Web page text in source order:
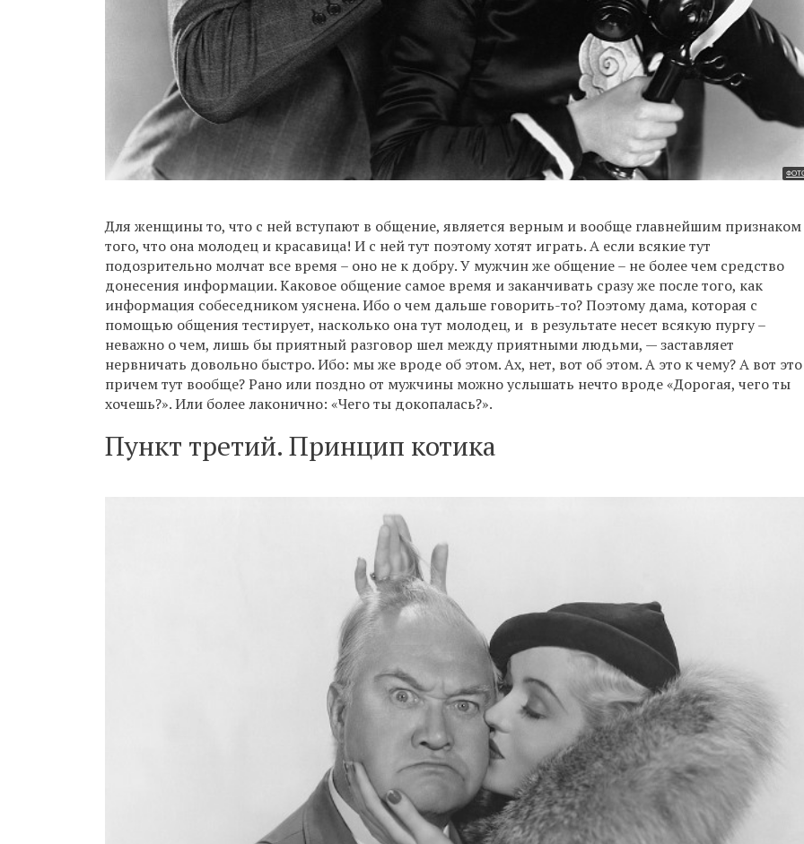
Для женщины то, что с ней вступают в общение, является верным и вообще главнейшим признаком
того, что она молодец и красавица! И с ней тут поэтому хотят играть. А если всякие тут
подозрительно молчат все время – оно не к добру. У мужчин же общение – не более чем средство
донесения информации. Каковое общение самое время и заканчивать сразу же после того, как
информация собеседником уяснена. Ибо о чем дальше говорить-то? Поэтому дама, которая с
помощью общения тестирует, насколько она тут молодец, и в результате несет всякую пургу –
неважно о чем, лишь бы приятный разговор шел между приятными людьми, — заставляет
нервничать довольно быстро. Ибо: мы же вроде об этом. Ах, нет, вот об этом. А это к чему? А вот это
причем тут вообще? Рано или поздно от мужчины можно услышать нечто вроде «Дорогая, чего ты
хочешь?». Или более лаконично: «Чего ты докопалась?».
Пункт третий. Принцип котика